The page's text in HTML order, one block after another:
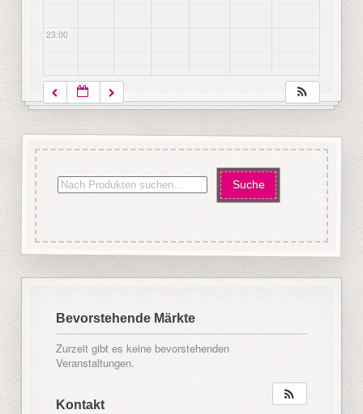
23:00
Bevorstehende Märkte
Zurzeit gibt es keine bevorstehenden
Veranstaltungen.
Kontakt